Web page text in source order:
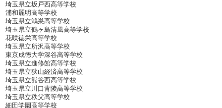
埼玉県立坂戸西高等学校
浦和麗明高等学校
埼玉県立鴻巣高等学校
埼玉県立鶴ヶ島清風高等学校
花咲徳栄高等学校
埼玉県立所沢高等学校
東京成徳大学深谷高等学校
埼玉県立進修館高等学校
埼玉県立狭山経済高等学校
埼玉県立熊谷西高等学校
埼玉県立川口青陵高等学校
埼玉県立秩父高等学校
細田学園高等学校